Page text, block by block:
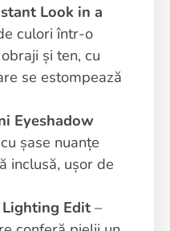
Look in a
culori într-o
și ten, cu
se estompează
Eyeshadow
șase nuanțe
inclusă, ușor de
Edit –